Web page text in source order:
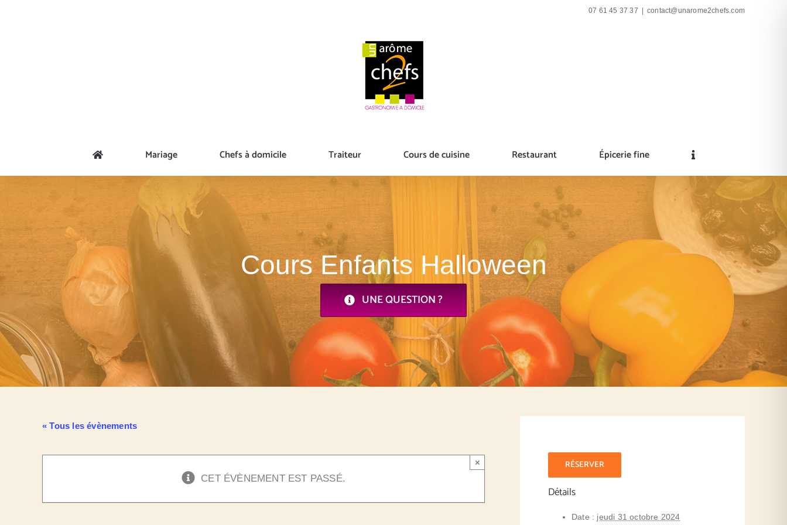
07 61 45 37 37 contact@unarome2chefs.com
Mariage Chefs à domicile Traiteur Cours de cuisine Restaurant Épicerie fine
Cours Enfants Halloween
UNE QUESTION ?
« Tous les évènements
CET ÉVÈNEMENT EST PASSÉ.
× RÉSERVER
Détails
Date : jeudi 31 octobre 2024